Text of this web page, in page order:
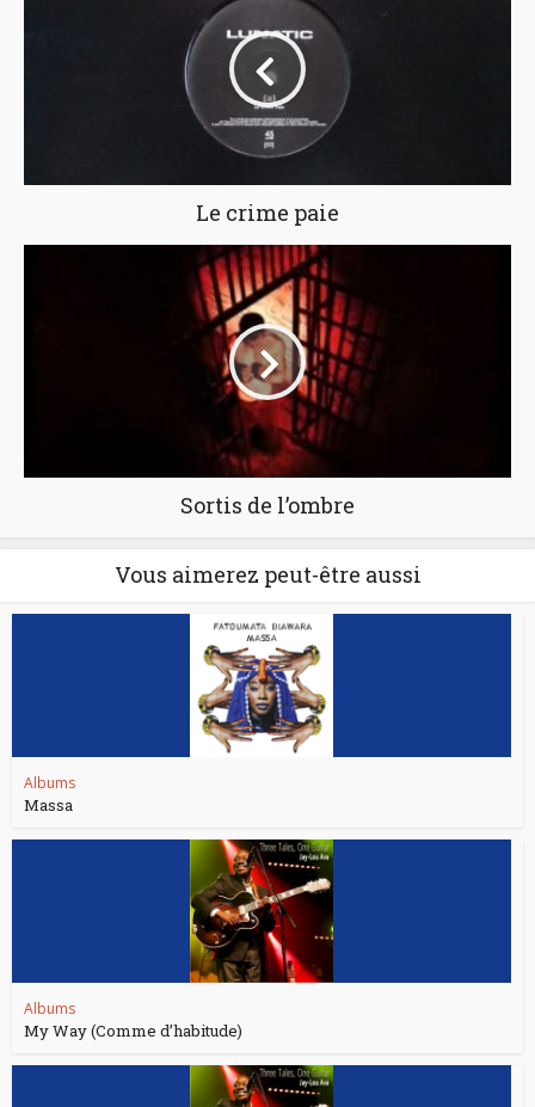
Le crime paie
Sortis de l’ombre
Vous aimerez peut-être aussi
Albums
Massa
Albums
My Way (Comme d’habitude)